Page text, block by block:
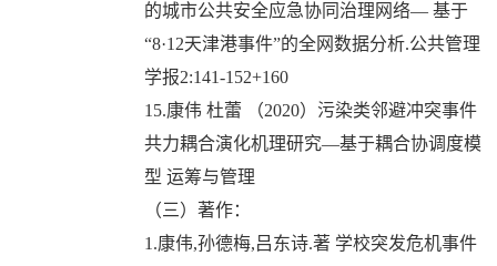
的城市公共安全应急协同治理网络— 基于
“8·12天津港事件”的全网数据分析.公共管理
学报2:141-152+160
15.康伟 杜蕾 （2020）污染类邻避冲突事件
共力耦合演化机理研究—基于耦合协调度模
型 运筹与管理
（三）著作：
1.康伟,孙德梅,吕东诗.著 学校突发危机事件